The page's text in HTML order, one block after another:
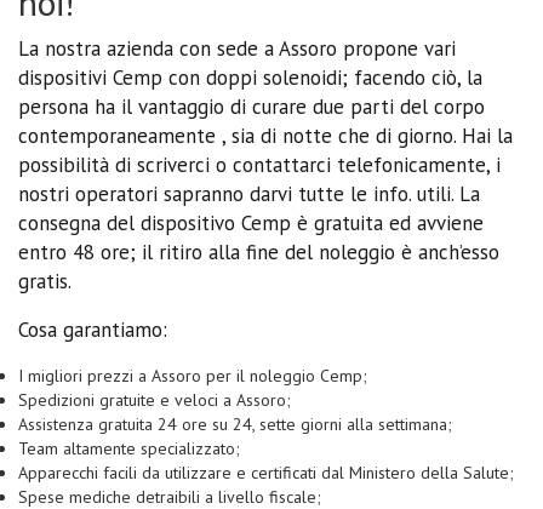
La nostra azienda con sede a Assoro propone vari
dispositivi Cemp con doppi solenoidi; facendo ciò, la
persona ha il vantaggio di curare due parti del corpo
contemporaneamente , sia di notte che di giorno. Hai la
possibilità di scriverci o contattarci telefonicamente, i
nostri operatori sapranno darvi tutte le info. utili. La
consegna del dispositivo Cemp è gratuita ed avviene
entro 48 ore; il ritiro alla fine del noleggio è anch’esso
gratis.
Cosa garantiamo:
I migliori prezzi a Assoro per il noleggio Cemp;
Spedizioni gratuite e veloci a Assoro;
Assistenza gratuita 24 ore su 24, sette giorni alla settimana;
Team altamente specializzato;
Apparecchi facili da utilizzare e certificati dal Ministero della Salute;
Spese mediche detraibili a livello fiscale;